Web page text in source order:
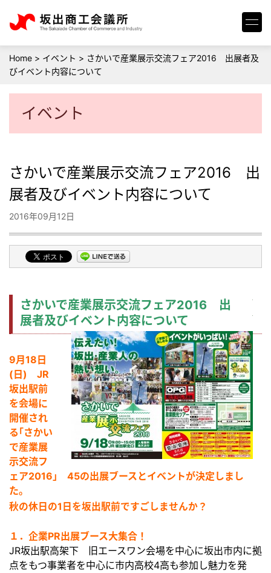
Home > イベント > さかいで産業展示交流フェア2016 出展者及
びイベント内容について
イベント
さかいで産業展示交流フェア2016 出
展者及びイベント内容について
2016年09月12日
さかいで産業展示交流フェア2016 出
展者及びイベント内容について
9月18日
(日) JR
坂出駅前
を会場に
開催され
る｢さかい
で産業展
示交流フ
ェア2016｣ 45の出展ブースとイベントが決定しまし
た。
秋の休日の1日を坂出駅前ですごしませんか？
１．企業PR出展ブース大集合！
JR坂出駅高架下 旧エースワン会場を中心に坂出市内に拠
点をもつ事業者を中心に市内高校4高も参加し魅力を発